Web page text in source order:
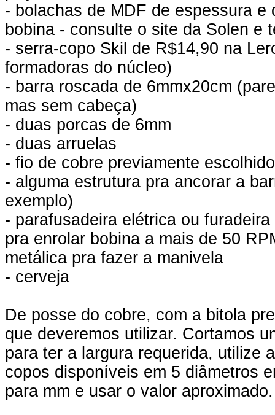
- bolachas de MDF de espessura
bobina - consulte o site da Solen e
- serra-copo Skil de R$14,90 na
formadoras do núcleo)
- barra roscada de 6mmx20cm
mas sem cabeça)
- duas porcas de 6mm
- duas arruelas
- fio de cobre previamente
- alguma estrutura pra ancorar a
exemplo)
- parafusadeira elétrica ou
pra enrolar bobina a mais de 50
metálica pra fazer a manivela
- cerveja
De posse do cobre, com a bitola
que deveremos utilizar. Cortamos
para ter a largura requerida, utilize
copos disponíveis em 5 diâmetros
para mm e usar o valor aproximado.